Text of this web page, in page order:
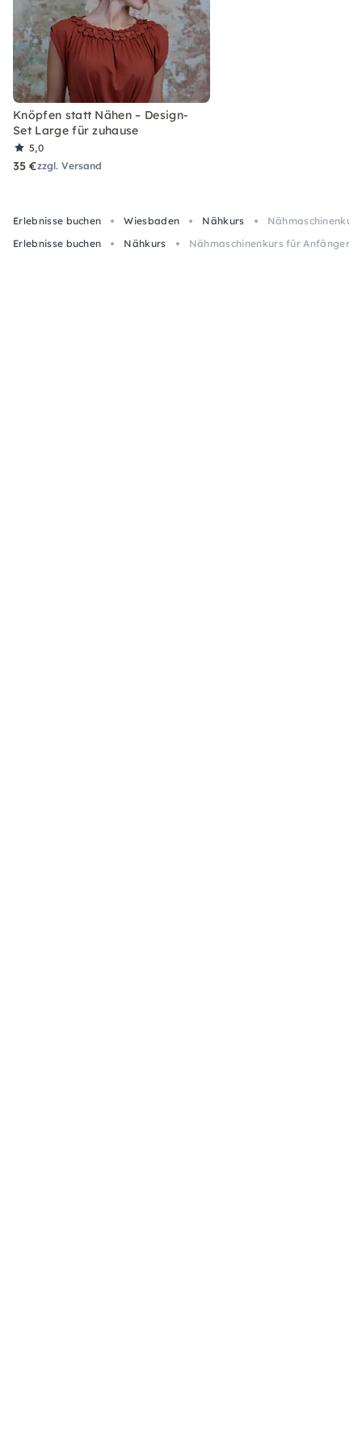
Knöpfen statt Nähen – Design-
Set Large für zuhause
5,0
35 €zzgl. Versand
Erlebnisse buchen Wiesbaden Nähkurs
Erlebnisse buchen
Nähkurs Nähmaschinenkurs für